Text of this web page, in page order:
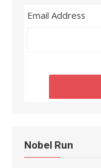
Email Address
Nobel Run